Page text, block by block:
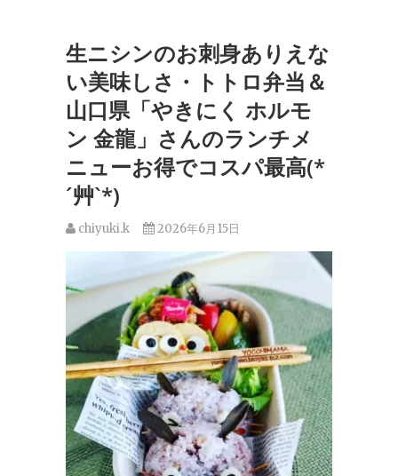
生ニシンのお刺身ありえな
い美味しさ・トトロ弁当＆
山口県「やきにく ホルモ
ン 金龍」さんのランチメ
ニューお得でコスパ最高(*
´艸`*)
chiyuki.k 2026年6月15日